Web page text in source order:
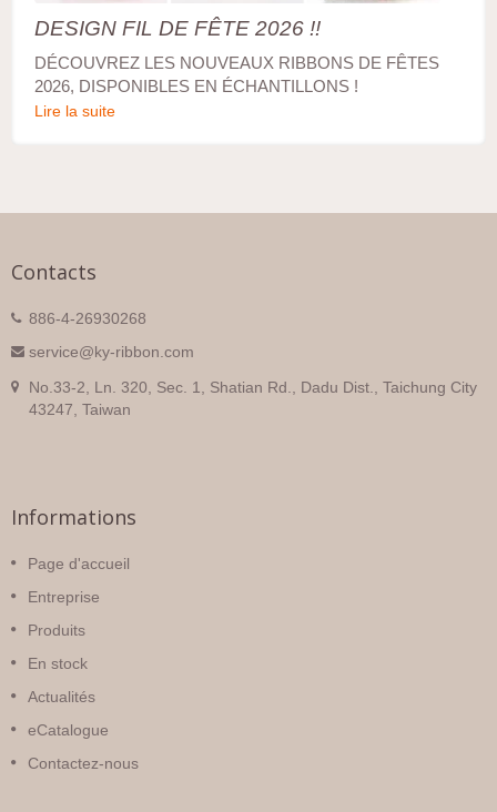
DESIGN FIL DE FÊTE 2026 !!
DÉCOUVREZ LES NOUVEAUX RIBBONS DE FÊTES
2026, DISPONIBLES EN ÉCHANTILLONS !
Lire la suite
Contacts
886-4-26930268
service@ky-ribbon.com
No.33-2, Ln. 320, Sec. 1, Shatian Rd., Dadu Dist., Taichung City
43247, Taiwan
Informations
Page d'accueil
Entreprise
Produits
En stock
Actualités
eCatalogue
Contactez-nous